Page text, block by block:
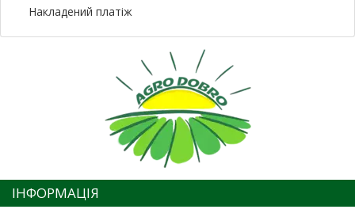
Накладений платіж
ІНФОРМАЦІЯ